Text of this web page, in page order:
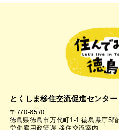
とくしま移住交流促進センター
〒770-8570
徳島県徳島市万代町1-1 徳島県庁5階
労働雇用政策課 移住交流室内